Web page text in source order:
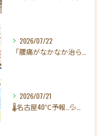
2026/07/22
2026/07/21